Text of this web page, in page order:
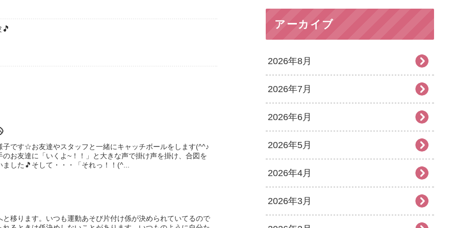
子です☆お友達やスタッフと一緒にキャッチボールをします(^^♪
お友達に「いくよ~！！」と大きな声で掛け声を掛け、合図を
した🎵そして・・・「それっ！！(^...
移ります。いつも運動あそび片付け係が決められていてるので
アーカイブ
2026年8月
2026年7月
2026年6月
2026年5月
2026年4月
2026年3月